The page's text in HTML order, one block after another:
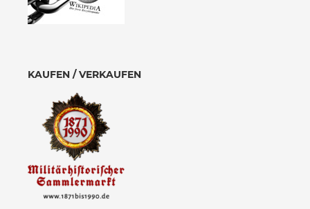
KAUFEN / VERKAUFEN